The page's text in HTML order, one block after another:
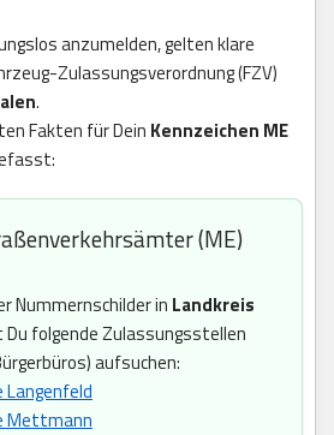
anzumelden, gelten klare
Zulassungsverordnung (FZV)
.
Fakten für Dein Kennzeichen ME
(ME)
Nummernschilder in Landkreis
folgende Zulassungsstellen
aufsuchen:
Mettmann